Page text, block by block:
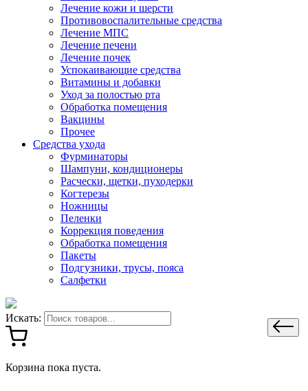
Лечение кожи и шерсти
Противовоспалительные средства
Лечение МПС
Лечение печени
Лечение почек
Успокаивающие средства
Витамины и добавки
Уход за полостью рта
Обработка помещения
Вакцины
Прочее
Средства ухода
Фурминаторы
Шампуни, кондиционеры
Расчески, щетки, пуходерки
Когтерезы
Ножницы
Пеленки
Коррекция поведения
Обработка помещения
Пакеты
Подгузники, трусы, пояса
Салфетки
Искать:
Корзина пока пуста.